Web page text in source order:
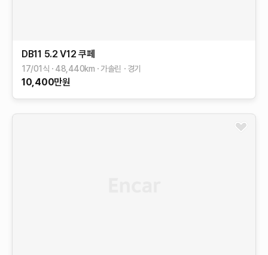
DB11 5.2 V12 쿠페
17/01식 48,440km 가솔린 경기
10,400만원